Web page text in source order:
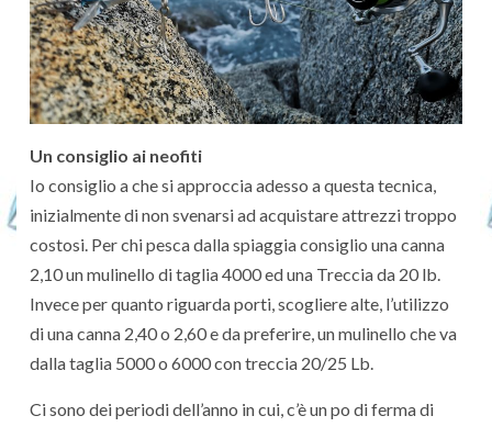
Un consiglio ai neofiti
Io consiglio a che si approccia adesso a questa tecnica,
inizialmente di non svenarsi ad acquistare attrezzi troppo
costosi. Per chi pesca dalla spiaggia consiglio una canna
2,10 un mulinello di taglia 4000 ed una Treccia da 20 lb.
Invece per quanto riguarda porti, scogliere alte, l’utilizzo
di una canna 2,40 o 2,60 e da preferire, un mulinello che va
dalla taglia 5000 o 6000 con treccia 20/25 Lb.
Ci sono dei periodi dell’anno in cui, c’è un po di ferma di